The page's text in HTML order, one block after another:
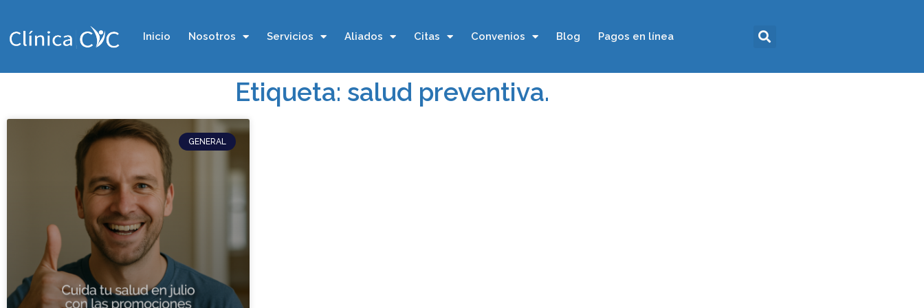
Inicio Nosotros Servicios Aliados Citas Convenios Blog Pagos en línea
Etiqueta: salud preventiva.
GENERAL